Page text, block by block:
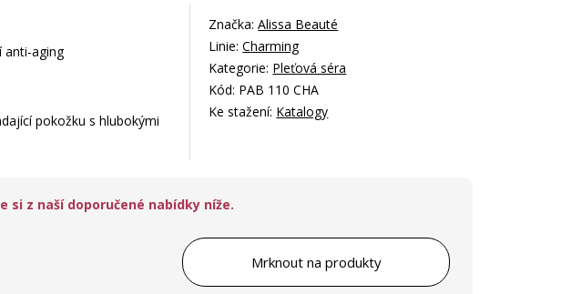
anti-aging
pokožku s hlubokými
Značka:Alissa Beauté
Linie:Charming
Kategorie: Pleťová séra
Kód: PAB 110 CHA
Ke stažení: Katalogy
si z naší doporučené nabídky níže.
Mrknout na produkty